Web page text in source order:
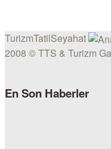
TurizmTatilSeyahat
2008 © TTS & Turizm
En Son Haberler